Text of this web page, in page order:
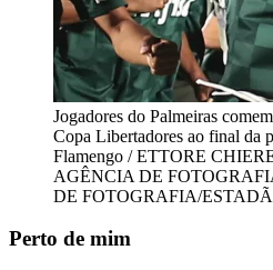
Jogadores do Palmeiras
Copa Libertadores ao final da
Flamengo / ETTORE
AGÊNCIA DE
DE FOTOGRAFIA/
Perto de mim